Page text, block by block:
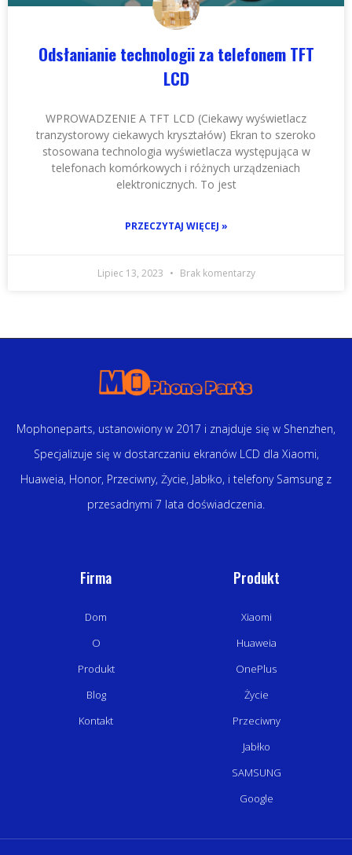
Odsłanianie technologii za telefonem TFT
LCD
WPROWADZENIE A TFT LCD (Ciekawy wyświetlacz
tranzystorowy ciekawych kryształów) Ekran to szeroko
stosowana technologia wyświetlacza występująca w
telefonach komórkowych i różnych urządzeniach
elektronicznych. To jest
PRZECZYTAJ WIĘCEJ »
Lipiec 13, 2023 Brak komentarzy
Mophoneparts, ustanowiony w 2017 i znajduje się w Shenzhen,
Specjalizuje się w dostarczaniu ekranów LCD dla Xiaomi,
Huaweia, Honor, Przeciwny, Życie, Jabłko, i telefony Samsung z
przesadnymi 7 lata doświadczenia.
Firma
Dom
O
Produkt
Blog
Kontakt
Produkt
Xiaomi
Huaweia
OnePlus
Życie
Przeciwny
Jabłko
SAMSUNG
Google